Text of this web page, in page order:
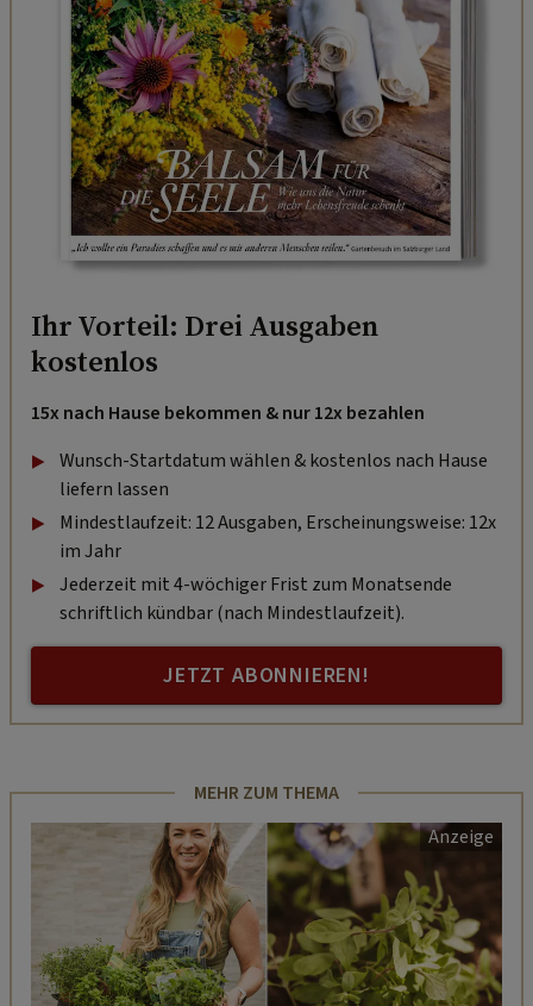
Ihr Vorteil: Drei Ausgaben
kostenlos
15x nach Hause bekommen & nur 12x bezahlen
Wunsch-Startdatum wählen & kostenlos nach Hause
liefern lassen
Mindestlaufzeit: 12 Ausgaben, Erscheinungsweise: 12x
im Jahr
Jederzeit mit 4-wöchiger Frist zum Monatsende
schriftlich kündbar (nach Mindestlaufzeit).
JETZT ABONNIEREN!
MEHR ZUM THEMA